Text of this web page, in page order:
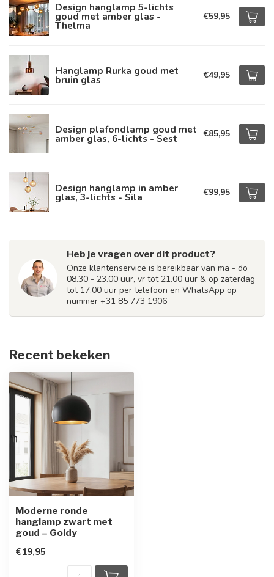
Design hanglamp 5-lichts
goud met amber glas -
Thelma
€59,95
Hanglamp Rurka goud met
bruin glas €49,95
Design plafondlamp goud met
amber glas, 6-lichts - Sest €85,95
Design hanglamp in amber
glas, 3-lichts - Sila €99,95
Heb je vragen over dit product?
Onze klantenservice is bereikbaar van ma - do
08.30 - 23.00 uur, vr tot 21.00 uur & op zaterdag
tot 17.00 uur per telefoon en WhatsApp op
nummer +31 85 773 1906
Recent bekeken
Moderne ronde
hanglamp zwart met
goud – Goldy
€19,95